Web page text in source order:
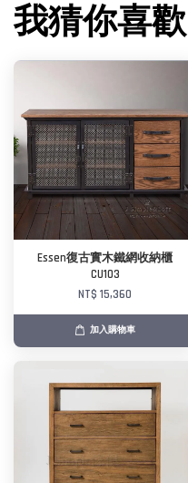
我猜你喜歡
Essen復古實木鐵網收納櫃
CU103
NT$ 15,360
加入購物車